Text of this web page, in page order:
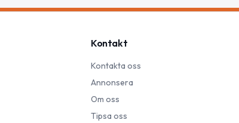
Kontakt
Kontakta oss
Annonsera
Om oss
Tipsa oss